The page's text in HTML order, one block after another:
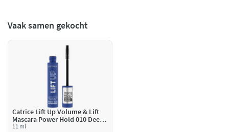
Vaak samen gekocht
Catrice Lift Up Volume & Lift
Mascara Power Hold 010 Deep
Black Waterproof
11 ml